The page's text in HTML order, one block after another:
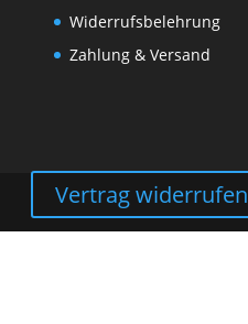
Widerrufsbelehrung
Zahlung & Versand
Vertrag widerrufen